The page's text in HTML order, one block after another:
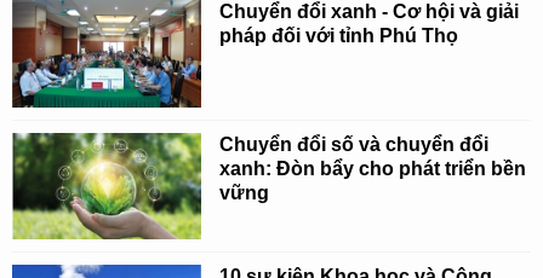
Chuyển đổi xanh - Cơ hội và giải
pháp đối với tỉnh Phú Thọ
Chuyển đổi số và chuyển đổi
xanh: Đòn bẩy cho phát triển bền
vững